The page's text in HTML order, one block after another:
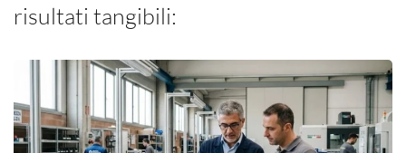
risultati tangibili: